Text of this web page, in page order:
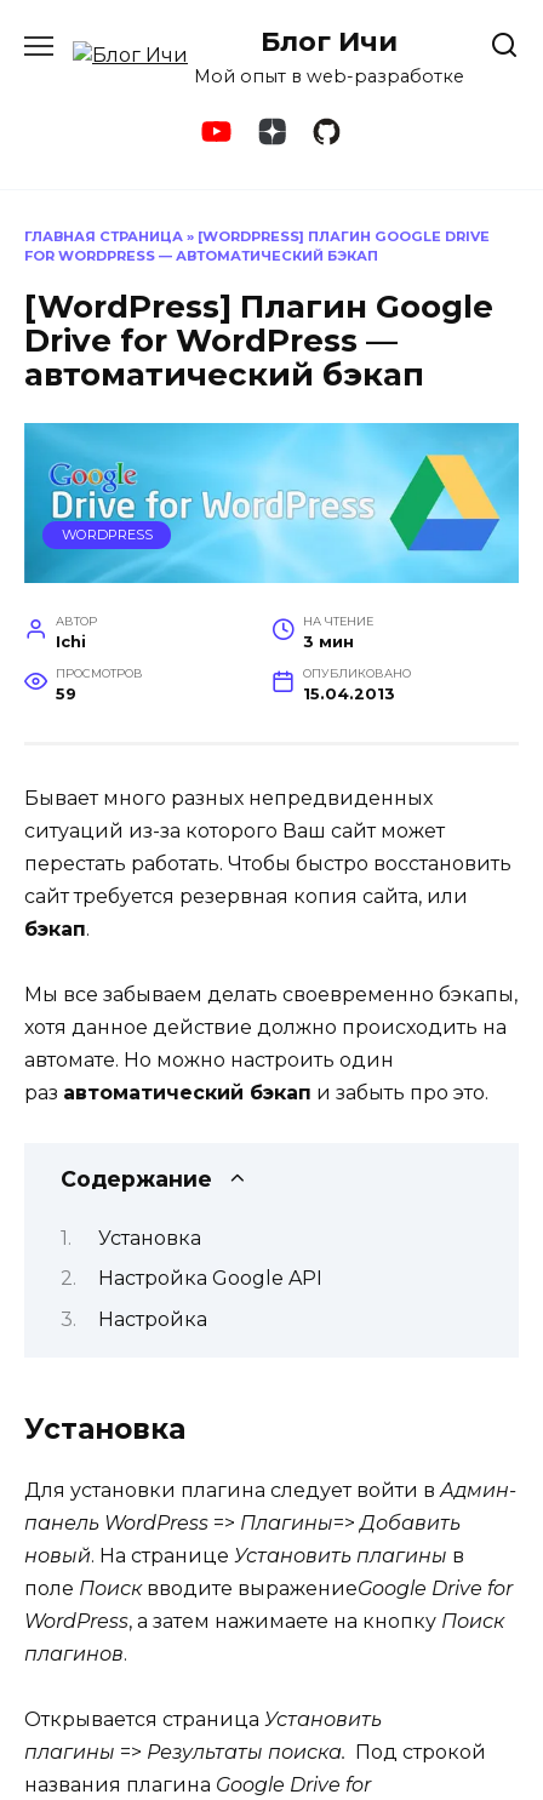
содержанию
Блог Ичи
Мой опыт в web-разработке
ГЛАВНАЯ СТРАНИЦА » [WORDPRESS] ПЛАГИН GOOGLE DRIVE
FOR WORDPRESS — АВТОМАТИЧЕСКИЙ БЭКАП
[WordPress] Плагин Google
Drive for WordPress —
автоматический бэкап
WORDPRESS
АВТОР
Ichi
НА ЧТЕНИЕ
3 мин
ПРОСМОТРОВ
59
ОПУБЛИКОВАНО
15.04.2013
Бывает много разных непредвиденных
ситуаций из-за которого Ваш сайт может
перестать работать. Чтобы быстро восстановить
сайт требуется резервная копия сайта, или
бэкап.
Мы все забываем делать своевременно бэкапы,
хотя данное действие должно происходить на
автомате. Но можно настроить один
раз автоматический бэкап и забыть про это.
Содержание
Установка
Настройка Google API
Настройка
Установка
Для установки плагина следует войти вАдмин-
панель WordPress => Плагины=>Добавить
новый. На странице Установить плагины в
поле Поисквводите выражениеGoogle Drive for
WordPress, а затем нажимаете на кнопку Поиск
плагинов.
Открывается страница Установить
плагины => Результаты поиска. Под строкой
названия плагина Google Drive for